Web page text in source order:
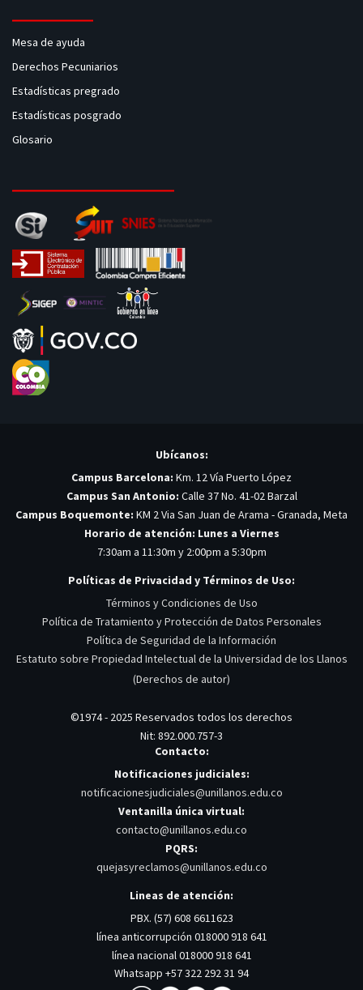
Mesa de ayuda
Derechos Pecuniarios
Estadísticas pregrado
Estadísticas posgrado
Glosario
Ubícanos:
Campus Barcelona: Km. 12 Vía Puerto López
Campus San Antonio: Calle 37 No. 41-02 Barzal
Campus Boquemonte: KM 2 Via San Juan de Arama - Granada, Meta
Horario de atención: Lunes a Viernes
7:30am a 11:30m y 2:00pm a 5:30pm
Políticas de Privacidad y Términos de Uso:
Términos y Condiciones de Uso
Política de Tratamiento y Protección de Datos Personales
Política de Seguridad de la Información
Estatuto sobre Propiedad Intelectual de la Universidad de los Llanos
(Derechos de autor)
©1974 - 2025 Reservados todos los derechos
Nit: 892.000.757-3
Contacto:
Notificaciones judiciales:
notificacionesjudiciales@unillanos.edu.co
Ventanilla única virtual:
contacto@unillanos.edu.co
PQRS:
quejasyreclamos@unillanos.edu.co
Lineas de atención:
PBX. (57) 608 6611623
línea anticorrupción 018000 918 641
línea nacional 018000 918 641
Whatsapp +57 322 292 31 94